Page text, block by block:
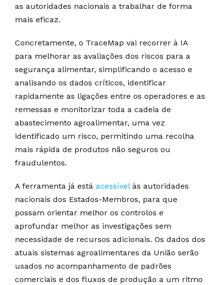
as autoridades nacionais a trabalhar de forma
mais eficaz.
Concretamente, o TraceMap vai recorrer à IA
para melhorar as avaliações dos riscos para a
segurança alimentar, simplificando o acesso e
analisando os dados críticos, identificar
rapidamente as ligações entre os operadores e as
remessas e monitorizar toda a cadeia de
abastecimento agroalimentar, uma vez
identificado um risco, permitindo uma recolha
mais rápida de produtos não seguros ou
fraudulentos.
A ferramenta já está acessívelàs autoridades
nacionais dos Estados-Membros, para que
possam orientar melhor os controlos e
aprofundar melhor as investigações sem
necessidade de recursos adicionais. Os dados dos
atuais sistemas agroalimentares da União serão
usados no acompanhamento de padrões
comerciais e dos fluxos de produção a um ritmo